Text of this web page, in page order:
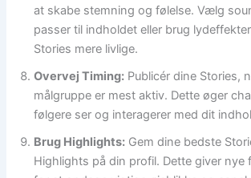
at skabe stemning og følelse. Vælg
passer til indholdet eller brug
Stories mere livlige.
Overvej Timing: Publicér dine Stories,
målgruppe er mest aktiv. Dette øger
følgere ser og interagerer med dit
Brug Highlights: Gem dine bedste
Highlights på din profil. Dette giver nye